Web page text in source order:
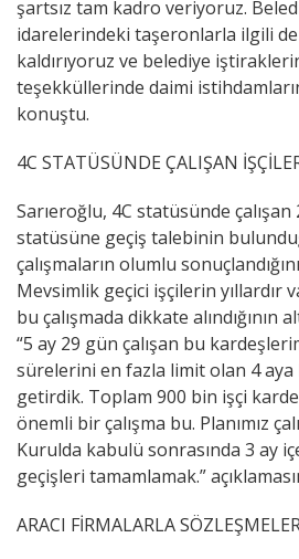
şartsız tam kadro veriyoruz.
idarelerindeki taşeronlarla ilgili
kaldırıyoruz ve belediye
teşekküllerinde daimi
konuştu.
4C STATÜSÜNDE ÇALIŞAN
Sarıeroğlu, 4C statüsünde
statüsüne geçiş talebinin
çalışmaların olumlu
Mevsimlik geçici işçilerin yıllardır
bu çalışmada dikkate alındığının
“5 ay 29 gün çalışan bu
sürelerini en fazla limit olan 4 aya
getirdik. Toplam 900 bin işçi
önemli bir çalışma bu. Planımız
Kurulda kabulü sonrasında 3 ay
geçişleri tamamlamak.”
ARACI FİRMALARLA